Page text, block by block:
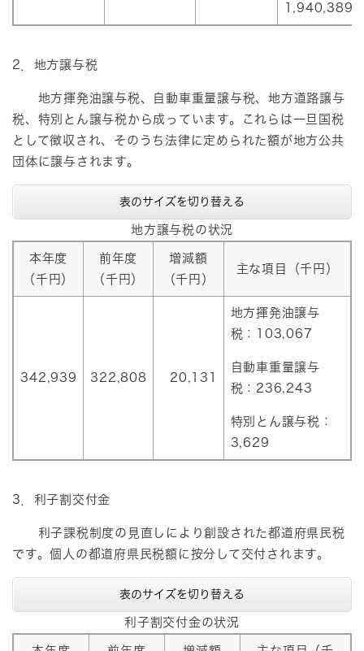
1,940,389
2．地方譲与税
地方揮発油譲与税、自動車重量譲与税、地方道路譲与
税、特別とん譲与税から成っています。これらは一旦国税
として徴収され、そのうち法律に定められた額が地方公共
団体に譲与されます。
表のサイズを切り替える
地方譲与税の状況
本年度
（千円）
前年度
（千円）
増減額
（千円）
主な項目（千円）
342,939 322,808 20,131
地方揮発油譲与
税：103,067
自動車重量譲与
税：236,243
特別とん譲与税：
3,629
3．利子割交付金
利子課税制度の見直しにより創設された都道府県民税
です。個人の都道府県民税額に按分して交付されます。
表のサイズを切り替える
利子割交付金の状況